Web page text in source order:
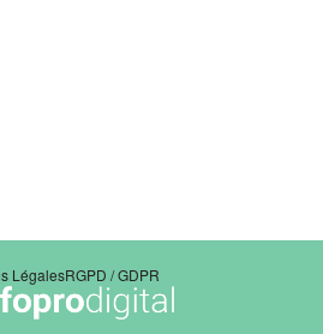
LégalesRGPD / GDPR